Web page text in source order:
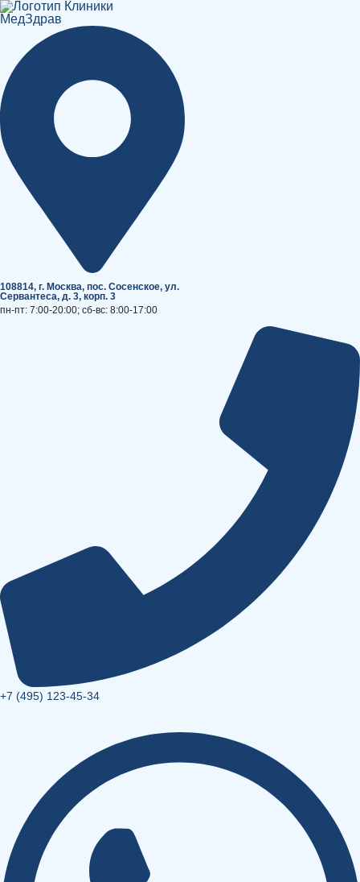
Перейти
к
содержимому
108814, г. Москва, поc. Сосенское, ул.
Сервантеса, д. 3, корп. 3
пн-пт: 7:00-20:00; сб-вс: 8:00-17:00
+7 (495) 123-45-34